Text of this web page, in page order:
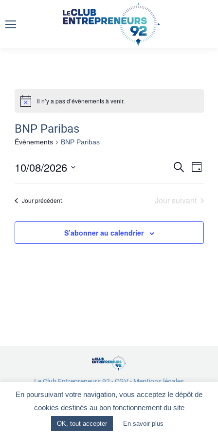
Il n’y a pas d’évènements à venir.
BNP Paribas
Évènements BNP Paribas
Recherche
de
Jour
10/08/2026
date.
Jour précédent Jour suivant
S’abonner au calendrier
Le Club Entrepreneurs 92-CGV-Mentions légales
28, rue de la Redoute - 92260 FONTENAY-AUX-ROSES
En poursuivant votre navigation, vous acceptez le dépôt de
cookies destinés au bon fonctionnement du site
OK, tout accepter En savoir plus